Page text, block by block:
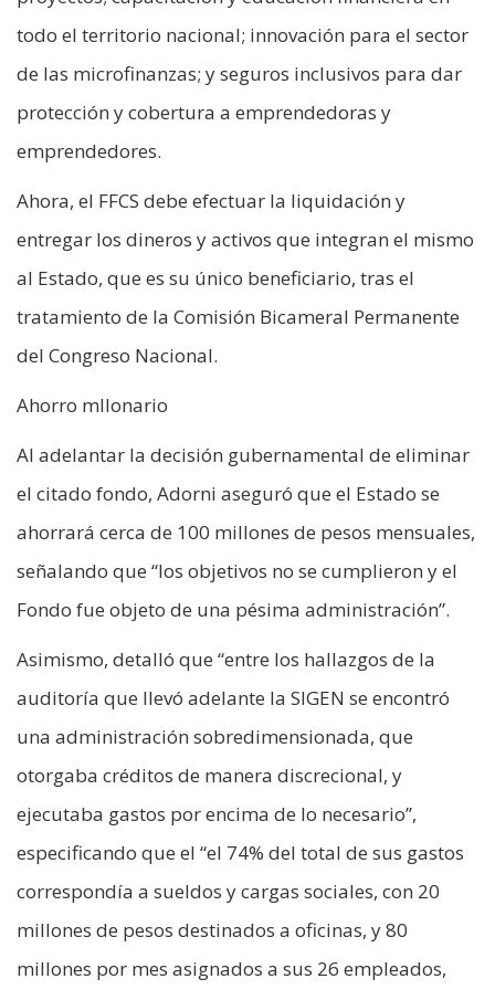
todo el territorio nacional; innovación para el sector
de las microfinanzas; y seguros inclusivos para dar
protección y cobertura a emprendedoras y
emprendedores.
Ahora, el FFCS debe efectuar la liquidación y
entregar los dineros y activos que integran el mismo
al Estado, que es su único beneficiario, tras el
tratamiento de la Comisión Bicameral Permanente
del Congreso Nacional.
Ahorro mllonario
Al adelantar la decisión gubernamental de eliminar
el citado fondo, Adorni aseguró que el Estado se
ahorrará cerca de 100 millones de pesos mensuales,
señalando que “los objetivos no se cumplieron y el
Fondo fue objeto de una pésima administración”.
Asimismo, detalló que “entre los hallazgos de la
auditoría que llevó adelante la SIGEN se encontró
una administración sobredimensionada, que
otorgaba créditos de manera discrecional, y
ejecutaba gastos por encima de lo necesario”,
especificando que el “el 74% del total de sus gastos
correspondía a sueldos y cargas sociales, con 20
millones de pesos destinados a oficinas, y 80
millones por mes asignados a sus 26 empleados,